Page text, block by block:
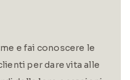
e fai conoscere le
per dare vita alle